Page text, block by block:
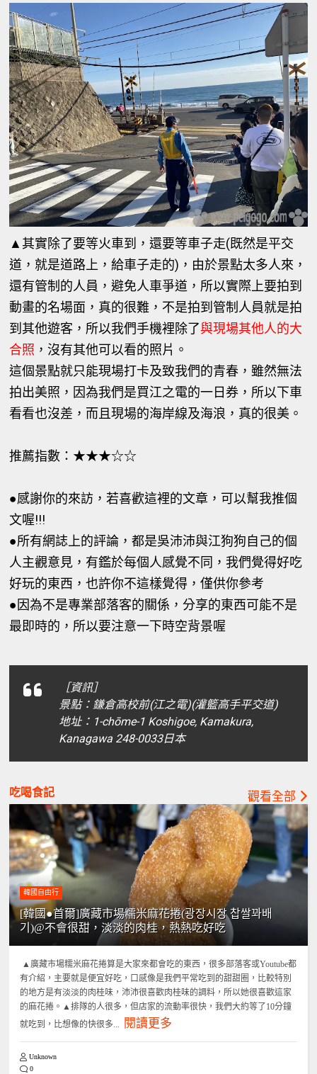
▲其實除了要等火車到，還要等車子走(既然是平交
道，就是道路上，給車子走的)，由於景點太多人來，
還有管制的人員，避免人車爭道，所以實際上要拍到
動畫的名場面，真的很難，不是拍到管制人員就是拍
到其他遊客，所以我們手機裡除了與現場其他人的大
合照 ，沒有其他可以看的照片。
這個景點就只能現場打卡及致我們的青春，雖然無法
拍出美照，因為我們是買江之電的一日券，所以下車
看看也沒差，而且現場的海岸線及海浪，真的很美。
推薦指數：★★★☆☆
●感謝你的來訪，若喜歡這裡的文章，可以幫我推個
文喔!!!
●所有網誌上的評論，都是吳沛沛與江狗狗自己的個
人主觀意見，有鑑於每個人感覺不同，我們覺得好吃
好玩的東西，也許你不這樣覺得，僅供你參考
●因為不是專業部落客的關係，分享的東西可能不是
最即時的，所以要注意一下時空背景喔
［資訊］
景點：鎌倉高校前(江之電)(灌籃高手平交道)
地址：1-chōme-1 Koshigoe, Kamakura,
Kanagawa 248-0033日本
吃喝食記 觀看全部
韓國自由行
[韓國●首爾]廣藏市場糯米麻花捲(광장시장 찹쌀꽈배
기)@不會很甜，淡淡的肉桂，熱熱吃好吃
▲廣藏市場糯米麻花捲算是大家來都會吃的東西，很多部落客或Youtube都
有介紹，主要就是便宜好吃，口感像是我們平常吃到的甜甜圈，比較特別
的地方是有淡淡的肉桂味，沛沛很喜歡肉桂味的調料，所以她很喜歡這家
的麻花捲。▲排隊的人很多，但店家的流動率很快，我們大約等了10分鐘
就吃到，比想像的快很多...
閱讀更多
Unknown
0